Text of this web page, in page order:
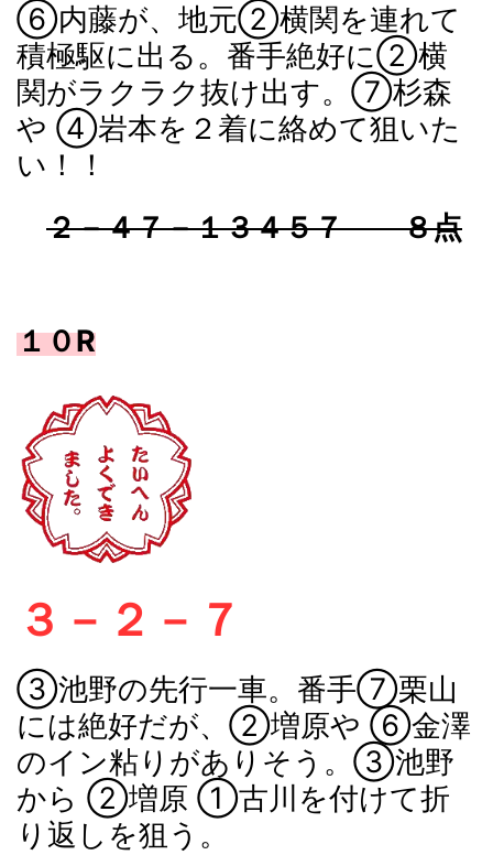
⑥内藤が、地元②横関を連れて
積極駆に出る。番手絶好に②横
関がラクラク抜け出す。⑦杉森
や ④岩本を２着に絡めて狙いた
い！！
２－４７－１３４５７ ８点
１０R
３－２－７
③池野の先行一車。番手⑦栗山
には絶好だが、②増原や ⑥金澤
のイン粘りがありそう。③池野
から ②増原 ①古川を付けて折
り返しを狙う。